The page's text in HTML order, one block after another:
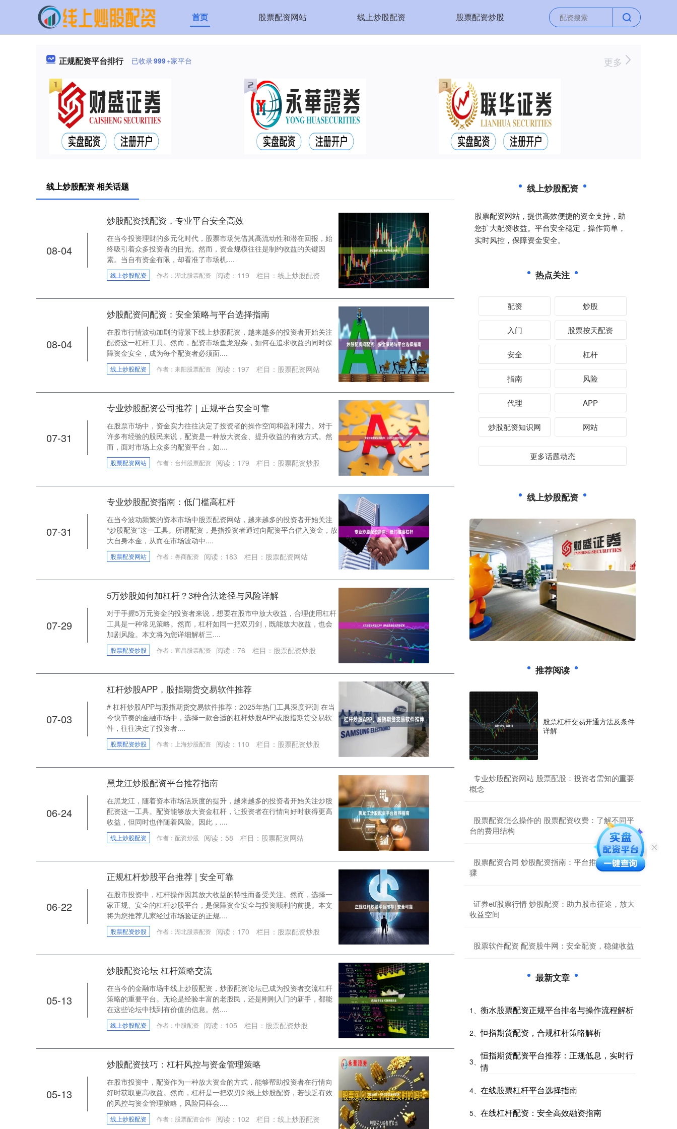
首页 股票配资网站 线上炒股配资 股票配资炒股
正规配资平台排行 已收录999+家平台 更多
线上炒股配资 相关话题
08-04
炒股配资找配资，专业平台安全高效
在当今投资理财的多元化时代，股票市场凭借其高流动性和潜在回报，始
终吸引着众多投资者的目光。然而，资金规模往往是制约收益的关键因
素。当自有资金有限，却看准了市场机....
线上炒股配资 作者：湖北股票配资 阅读： 119 栏目： 线上炒股配资
08-04
炒股配资问配资：安全策略与平台选择指南
在股市行情波动加剧的背景下线上炒股配资，越来越多的投资者开始关注
配资这一杠杆工具。然而，配资市场鱼龙混杂，如何在追求收益的同时保
障资金安全，成为每个配资者必须面....
线上炒股配资 作者：耒阳股票配资 阅读： 197 栏目： 股票配资网站
07-31
专业炒股配资公司推荐｜正规平台安全可靠
在股票市场中，资金实力往往决定了投资者的操作空间和盈利潜力。对于
许多有经验的股民来说，配资是一种放大资金、提升收益的有效方式。然
而，面对市场上众多的配资平台，如....
股票配资网站 作者：台州股票配资 阅读： 179 栏目： 股票配资炒股
07-31
专业炒股配资指南：低门槛高杠杆
在当今波动频繁的资本市场中股票配资网站，越来越多的投资者开始关注
“炒股配资”这一工具。所谓配资，是指投资者通过向配资平台借入资金，放
大自身本金，从而在市场波动中....
股票配资网站 作者：券商配资 阅读： 183 栏目： 股票配资网站
07-29
5万炒股如何加杠杆？3种合法途径与风险详解
对于手握5万元资金的投资者来说，想要在股市中放大收益，合理使用杠杆
工具是一种常见策略。然而，杠杆如同一把双刃剑，既能放大收益，也会
加剧风险。本文将为您详细解析三....
股票配资炒股 作者：宜昌股票配资 阅读： 76 栏目： 股票配资炒股
07-03
杠杆炒股APP，股指期货交易软件推荐
# 杠杆炒股APP与股指期货交易软件推荐：2025年热门工具深度评测 在当
今快节奏的金融市场中，选择一款合适的杠杆炒股APP或股指期货交易软
件，往往决定了投资者....
股票配资炒股 作者：上海炒股配资 阅读： 110 栏目： 股票配资炒股
06-24
黑龙江炒股配资平台推荐指南
在黑龙江，随着资本市场活跃度的提升，越来越多的投资者开始关注炒股
配资这一工具。配资能够放大资金杠杆，让投资者在行情向好时获得更高
收益，但同时也伴随着风险。因此，....
线上炒股配资 作者：配资炒股 阅读： 58 栏目： 股票配资网站
06-22
正规杠杆炒股平台推荐 | 安全可靠
在股市投资中，杠杆操作因其放大收益的特性而备受关注。然而，选择一
家正规、安全的杠杆炒股平台，是保障资金安全与投资顺利的前提。本文
将为您推荐几家经过市场验证的正规....
股票配资炒股 作者：湖北股票配资 阅读： 170 栏目： 股票配资炒股
05-13
炒股配资论坛 杠杆策略交流
在当今的金融市场中线上炒股配资，炒股配资论坛已成为投资者交流杠杆
策略的重要平台。无论是经验丰富的老股民，还是刚刚入门的新手，都能
在这些论坛中找到有价值的信息。然....
线上炒股配资 作者：中股配资 阅读： 105 栏目： 股票配资炒股
05-13
炒股配资技巧：杠杆风控与资金管理策略
在股市投资中，配资作为一种放大资金的方式，能够帮助投资者在行情向
好时获取更高收益。然而，杠杆是一把双刃剑线上炒股配资，若缺乏有效
的风控与资金管理策略，风险同样会....
线上炒股配资 作者：股票配资合作 阅读： 102 栏目： 线上炒股配资
线上炒股配资
股票配资网站，提供高效便捷的资金支持，助
您扩大配资收益。平台安全稳定，操作简单，
实时风控，保障资金安全。
热点关注
配资 炒股
入门 股票按天配资
安全 杠杆
指南 风险
代理 APP
炒股配资知识网 网站
更多话题动态
线上炒股配资
推荐阅读
股票杠杆交易开通方法及条件
详解
​专业炒股配资网站 股票配股：投资者需知的重要
概念
​股票配资怎么操作的 股票配资收费：了解不同平
台的费用结构
​股票配资合同 炒股配资指南：平台推荐与操作步
骤
​证券etf股票行情 炒股配资：助力股市征途，放大
收益空间
​股票软件配资 配资股牛网：安全配资，稳健收益
最新文章
1、 衡水股票配资正规平台排名与操作流程解析
2、恒指期货配资，合规杠杆策略解析
3、
恒指期货配资平台推荐：正规低息，实时行
情
4、 在线股票杠杆平台选择指南
5、 在线杠杆配资：安全高效融资指南